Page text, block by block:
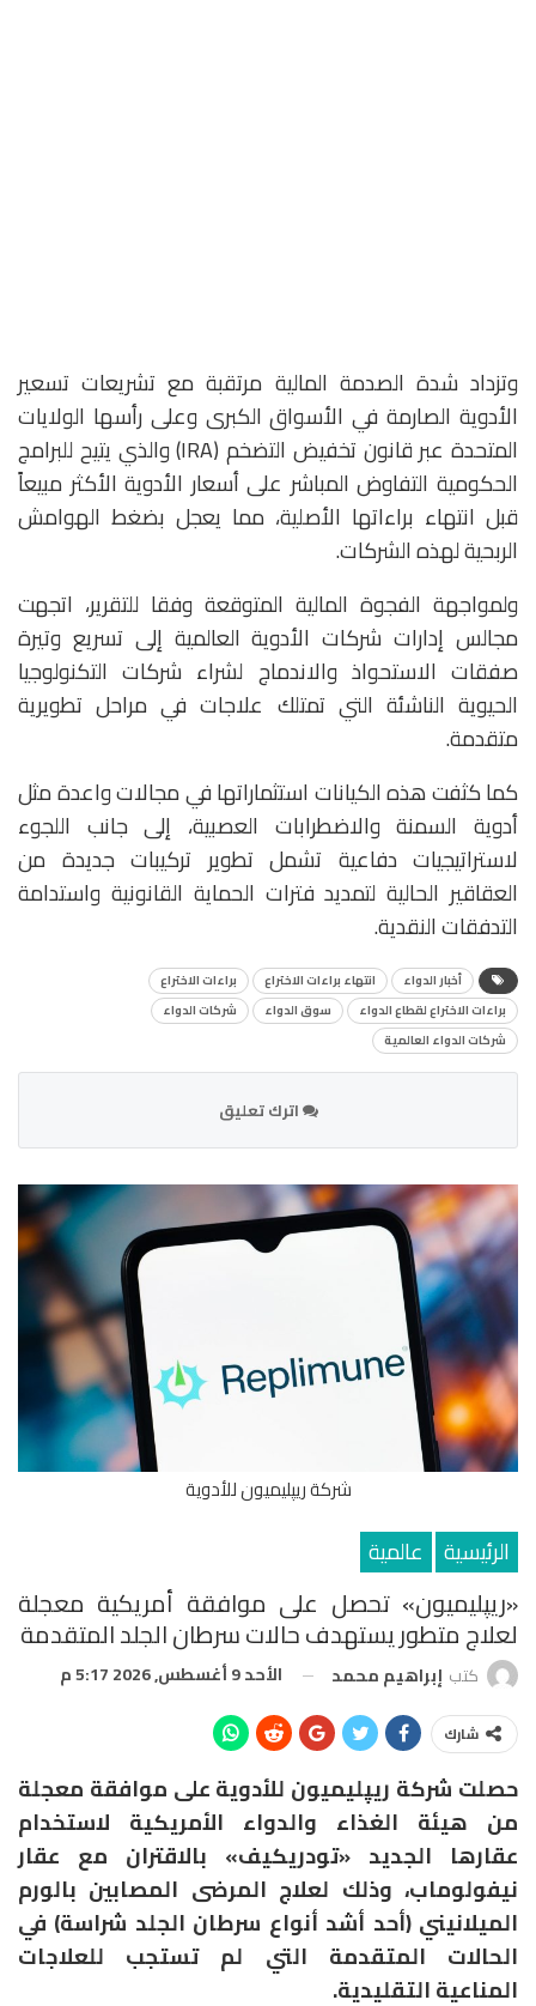
وتزداد شدة الصدمة المالية مرتقبة مع تشريعات تسعير
الأدوية الصارمة في الأسواق الكبرى وعلى رأسها الولايات
المتحدة عبر قانون تخفيض التضخم (IRA) والذي يتيح للبرامج
الحكومية التفاوض المباشر على أسعار الأدوية الأكثر مبيعاً
قبل انتهاء براءاتها الأصلية، مما يعجل بضغط الهوامش
الربحية لهذه الشركات.
ولمواجهة الفجوة المالية المتوقعة وفقا للتقرير، اتجهت
مجالس إدارات شركات الأدوية العالمية إلى تسريع وتيرة
صفقات الاستحواذ والاندماج لشراء شركات التكنولوجيا
الحيوية الناشئة التي تمتلك علاجات في مراحل تطويرية
متقدمة.
كما كثفت هذه الكيانات استثماراتها في مجالات واعدة مثل
أدوية السمنة والاضطرابات العصبية، إلى جانب اللجوء
لاستراتيجيات دفاعية تشمل تطوير تركيبات جديدة من
العقاقير الحالية لتمديد فترات الحماية القانونية واستدامة
التدفقات النقدية.
أخبار الدواء انتهاء براءات الاختراع
براءات الاختراع
براءات الاختراع لقطاع الدواء
سوق الدواء
شركات الدواء
شركات الدواء العالمية
اترك تعليق
شركة ريپليميون للأدوية
الرئيسية عالمية
«ريپليميون» تحصل على موافقة أمريكية معجلة
لعلاج متطور يستهدف حالات سرطان الجلد المتقدمة
كتب إبراهيم محمد الأحد 9 أغسطس, 2026 5:17 م
شارك
حصلت شركة ريپليميون للأدوية على موافقة معجلة
من هيئة الغذاء والدواء الأمريكية لاستخدام
عقارها الجديد «تودريكيف» بالاقتران مع عقار
نيفولوماب، وذلك لعلاج المرضى المصابين بالورم
الميلانيني (أحد أشد أنواع سرطان الجلد شراسة) في
الحالات المتقدمة التي لم تستجب للعلاجات
المناعية التقليدية.